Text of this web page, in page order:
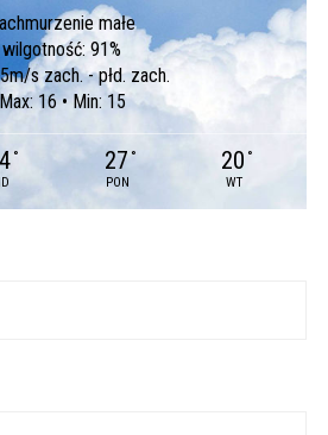
małe
wilgotność: 91%
s zach. - płd. zach.
Max: 16 • Min: 15
° 27 °
PON
20 °
WT